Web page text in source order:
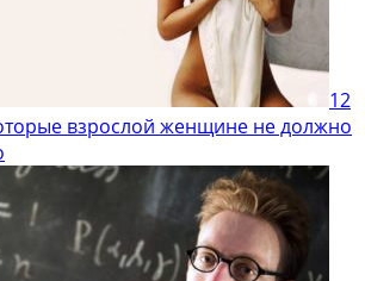
12
взрослой женщине не должно